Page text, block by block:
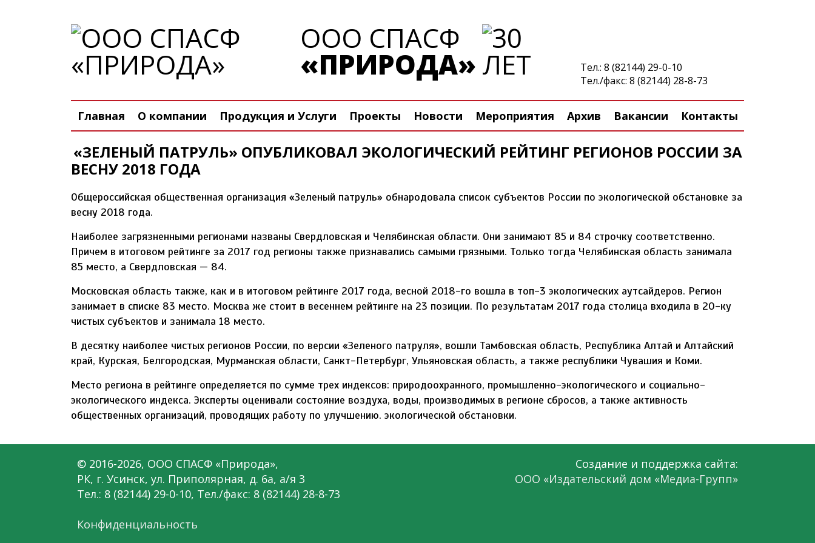
ООО СПАСФ
«ПРИРОДА» Тел.: 8 (82144) 29-0-10
Тел./факс: 8 (82144) 28-8-73
Главная О компании Продукция и Услуги Проекты Новости Мероприятия Архив Вакансии Контакты
«ЗЕЛЕНЫЙ ПАТРУЛЬ» ОПУБЛИКОВАЛ ЭКОЛОГИЧЕСКИЙ РЕЙТИНГ РЕГИОНОВ РОССИИ ЗА
ВЕСНУ 2018 ГОДА
Общероссийская общественная организация «Зеленый патруль» обнародовала список субъектов России по экологической обстановке за
весну 2018 года.
Наиболее загрязненными регионами названы Свердловская и Челябинская области. Они занимают 85 и 84 строчку соответственно.
Причем в итоговом рейтинге за 2017 год регионы также признавались самыми грязными. Только тогда Челябинская область занимала
85 место, а Свердловская — 84.
Московская область также, как и в итоговом рейтинге 2017 года, весной 2018-го вошла в топ-3 экологических аутсайдеров. Регион
занимает в списке 83 место. Москва же стоит в весеннем рейтинге на 23 позиции. По результатам 2017 года столица входила в 20-ку
чистых субъектов и занимала 18 место.
В десятку наиболее чистых регионов России, по версии «Зеленого патруля», вошли Тамбовская область, Республика Алтай и Алтайский
край, Курская, Белгородская, Мурманская области, Санкт-Петербург, Ульяновская область, а также республики Чувашия и Коми.
Место региона в рейтинге определяется по сумме трех индексов: природоохранного, промышленно-экологического и социально-
экологического индекса. Эксперты оценивали состояние воздуха, воды, производимых в регионе сбросов, а также активность
общественных организаций, проводящих работу по улучшению. экологической обстановки.
© 2016-2026, ООО СПАСФ «Природа»,
РК, г. Усинск, ул. Приполярная, д. 6а, а/я 3
Тел.: 8 (82144) 29-0-10, Тел./факс: 8 (82144) 28-8-73
Конфиденциальность
Создание и поддержка сайта:
ООО «Издательский дом «Медиа-Групп»